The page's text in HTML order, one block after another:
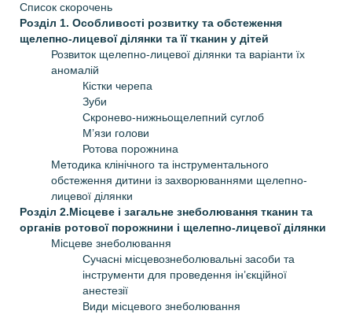
Список скорочень
Розділ 1. Особливості розвитку та обстеження
щелепно-лицевої ділянки та її тканин у дітей
Розвиток щелепно-лицевої ділянки та варіанти їх
аномалій
Кістки черепа
Зуби
Скронево-нижньощелепний суглоб
М’язи голови
Ротова порожнина
Методика клінічного та інструментального
обстеження дитини із захворюваннями щелепно-
лицевої ділянки
Розділ 2.Місцеве і загальне знеболювання тканин та
органів ротової порожнини і щелепно-лицевої ділянки
Місцеве знеболювання
Сучасні місцевознеболювальні засоби та
інструменти для проведення ін’єкційної
анестезії
Види місцевого знеболювання